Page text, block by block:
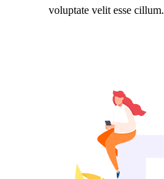
voluptate velit esse cillum.